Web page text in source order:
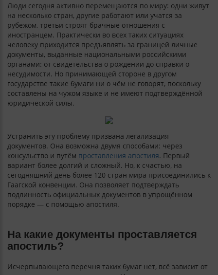
Люди сегодня активно перемещаются по миру: одни живут
на несколько стран, другие работают или учатся за
рубежом, третьи строят брачные отношения с
иностранцем. Практически во всех таких ситуациях
человеку приходится предъявлять за границей личные
документы, выданные национальными российскими
органами: от свидетельства о рождении до справки о
несудимости. Но принимающей стороне в другом
государстве такие бумаги ни о чём не говорят, поскольку
составлены на чужом языке и не имеют подтверждённой
юридической силы.
Устранить эту проблему призвана легализация
документов. Она возможна двумя способами: через
консульство и путём проставления апостиля. Первый
вариант более долгий и сложный. Но, к счастью, на
сегодняшний день более 120 стран мира присоединились к
Гаагской конвенции. Она позволяет подтверждать
подлинность официальных документов в упрощённом
порядке — с помощью апостиля.
На какие документы проставляется
апостиль?
Исчерпывающего перечня таких бумаг нет, всё зависит от